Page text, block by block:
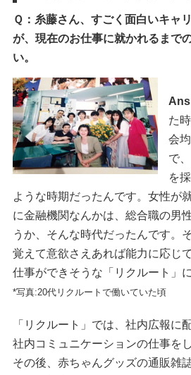
Ｑ：糸藤さん、すごく面白いキャ
が、現在のお仕事に就かれるまで
い。
Ans
た
会
で
を
ような時期だったんです。女性が
に金融機関なんかは、総合職の男
うか、そんな時代だったんです。
覚えて意欲さえあれば能力に応じ
仕事ができそうな「リクルート」
*写真:20代リクルートで働いていた頃
「リクルート」では、社内広報に
社内コミュニケーションの仕事を
その後、赤ちゃんグッズの通販雑